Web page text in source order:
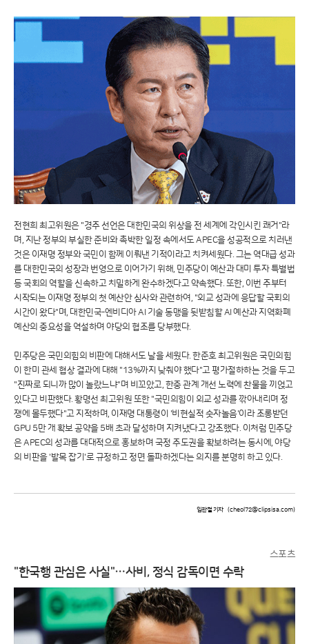
전현희 최고위원은 "경주 선언은 대한민국의 위상을 전 세계에 각인시킨 쾌거"라
며, 지난 정부의 부실한 준비와 촉박한 일정 속에서도 APEC을 성공적으로 치러낸
것은 이재명 정부와 국민이 함께 이뤄낸 기적이라고 치켜세웠다. 그는 역대급 성과
를 대한민국의 성장과 번영으로 이어가기 위해, 민주당이 예산과 대미 투자 특별법
등 국회의 역할을 신속하고 치밀하게 완수하겠다고 약속했다. 또한, 이번 주부터
시작되는 이재명 정부의 첫 예산안 심사와 관련하여, "외교 성과에 응답할 국회의
시간이 왔다"며, 대한민국-엔비디아 AI 기술 동맹을 뒷받침할 AI 예산과 지역화폐
예산의 중요성을 역설하며 야당의 협조를 당부했다.
민주당은 국민의힘의 비판에 대해서도 날을 세웠다. 한준호 최고위원은 국민의힘
이 한미 관세 협상 결과에 대해 "13%까지 낮춰야 했다"고 평가절하하는 것을 두고
"진짜로 되니까 많이 놀랐느냐"며 비꼬았고, 한중 관계 개선 노력에 찬물을 끼얹고
있다고 비판했다. 황명선 최고위원 또한 "국민의힘이 외교 성과를 깎아내리며 정
쟁에 몰두했다"고 지적하며, 이재명 대통령이 '비현실적 숫자놀음'이라 조롱받던
GPU 5만 개 확보 공약을 5배 초과 달성하며 지켜냈다고 강조했다. 이처럼 민주당
은 APEC의 성과를 대대적으로 홍보하며 국정 주도권을 확보하려는 동시에, 야당
의 비판을 '발목 잡기'로 규정하고 정면 돌파하겠다는 의지를 분명히 하고 있다.
임관철 기자 (cheol72@clipsisa.com)
스포츠
"한국행 관심은 사실"…사비, 정식 감독이면 수락